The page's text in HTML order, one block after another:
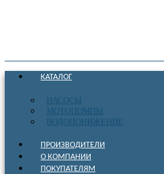
КАТАЛОГ
НАСОСЫ
МОТОПОМПЫ
ВОДОПОНИЖЕНИЕ
ПРОИЗВОДИТЕЛИ
О КОМПАНИИ
ПОКУПАТЕЛЯМ